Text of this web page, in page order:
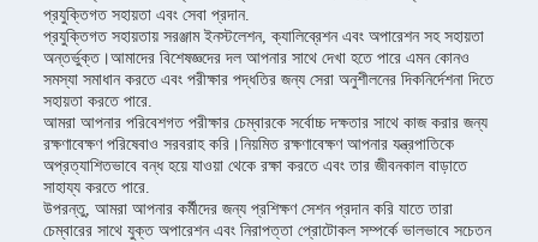
প্রযুক্তিগত সহায়তা এবং সেবা প্রদান.
প্রযুক্তিগত সহায়তায় সরঞ্জাম ইনস্টলেশন, ক্যালিব্রেশন এবং অপারেশন সহ সহায়তা
অন্তর্ভুক্ত।আমাদের বিশেষজ্ঞদের দল আপনার সাথে দেখা হতে পারে এমন কোনও
সমস্যা সমাধান করতে এবং পরীক্ষার পদ্ধতির জন্য সেরা অনুশীলনের দিকনির্দেশনা দিতে
সহায়তা করতে পারে.
আমরা আপনার পরিবেশগত পরীক্ষার চেম্বারকে সর্বোচ্চ দক্ষতার সাথে কাজ করার জন্য
রক্ষণাবেক্ষণ পরিষেবাও সরবরাহ করি।নিয়মিত রক্ষণাবেক্ষণ আপনার যন্ত্রপাতিকে
অপ্রত্যাশিতভাবে বন্ধ হয়ে যাওয়া থেকে রক্ষা করতে এবং তার জীবনকাল বাড়াতে
সাহায্য করতে পারে.
উপরন্তু, আমরা আপনার কর্মীদের জন্য প্রশিক্ষণ সেশন প্রদান করি যাতে তারা
চেম্বারের সাথে যুক্ত অপারেশন এবং নিরাপত্তা প্রোটোকল সম্পর্কে ভালভাবে সচেতন